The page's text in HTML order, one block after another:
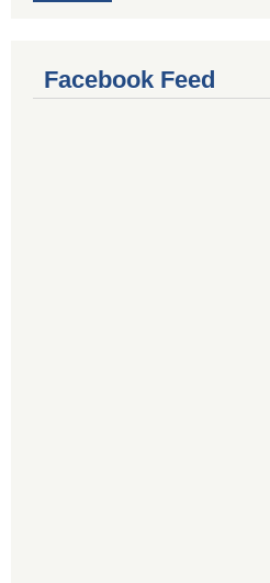
Facebook Feed